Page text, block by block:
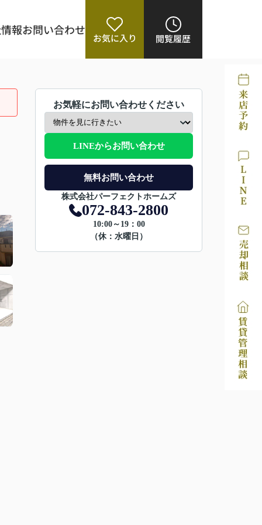
報お問い合わせ
お気に入り 閲覧履歴
お気軽にお問い合わせください
LINEからお問い合わせ
無料お問い合わせ
株式会社パーフェクトホームズ
072-843-2800
10:00～19：00
（休：水曜日）